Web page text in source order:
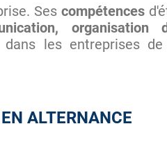
Ses compétences
organisation
les entreprises de
ALTERNANCE